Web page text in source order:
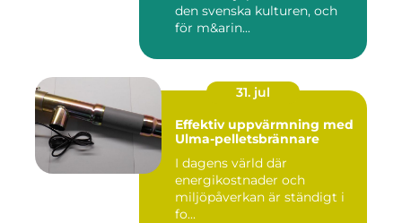
den svenska kulturen, och
för m&arin...
31. jul
Effektiv uppvärmning med
Ulma-pelletsbrännare
I dagens värld där
energikostnader och
miljöpåverkan är ständigt i
fo...